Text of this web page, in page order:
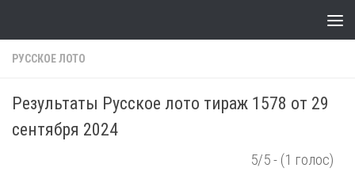
РУССКОЕ ЛОТО
Результаты Русское лото тираж 1578 от 29
сентября 2024
5/5 - (1 голос)